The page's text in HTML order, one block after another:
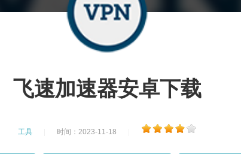
飞速加速器安卓下载
工具 时间：2023-11-18